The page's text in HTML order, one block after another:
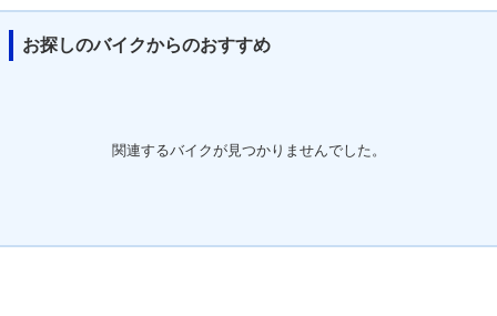
お探しのバイクからのおすすめ
関連するバイクが見つかりませんでした。